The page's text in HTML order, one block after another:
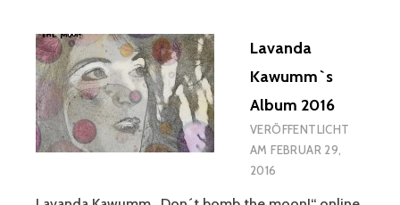
Lavanda
Kawumm`s
Album 2016
VERÖFFENTLICHT
AMFEBRUAR 29,
2016